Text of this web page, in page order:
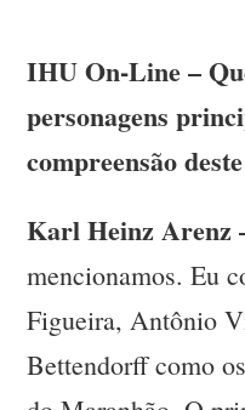
IHU On-Line –
personagens
compreensão
Karl Heinz Arenz
mencionamos. Eu
Figueira, Antônio
Bettendorff como